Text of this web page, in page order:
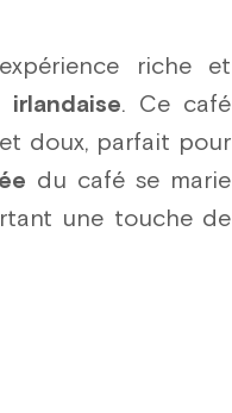
7 pce.
8 pce.
9 pce.
10 pce.
riche et
. Ce café
doux, parfait pour
du café se marie
une touche de